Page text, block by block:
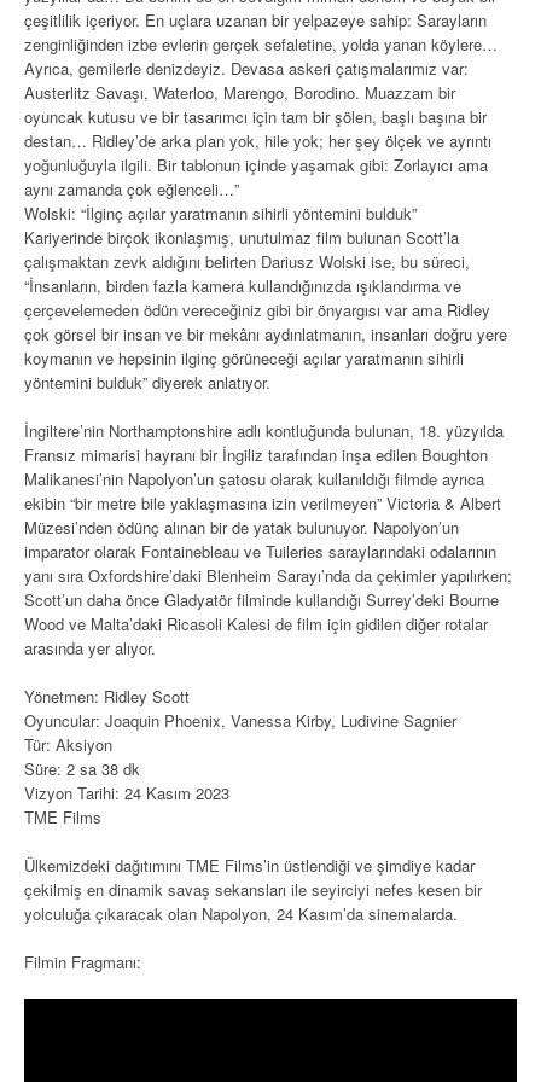
çeşitlilik içeriyor. En uçlara uzanan bir yelpazeye sahip: Sarayların
zenginliğinden izbe evlerin gerçek sefaletine, yolda yanan köylere…
Ayrıca, gemilerle denizdeyiz. Devasa askeri çatışmalarımız var:
Austerlitz Savaşı, Waterloo, Marengo, Borodino. Muazzam bir
oyuncak kutusu ve bir tasarımcı için tam bir şölen, başlı başına bir
destan… Ridley’de arka plan yok, hile yok; her şey ölçek ve ayrıntı
yoğunluğuyla ilgili. Bir tablonun içinde yaşamak gibi: Zorlayıcı ama
aynı zamanda çok eğlenceli…”
Wolski: “İlginç açılar yaratmanın sihirli yöntemini bulduk”
Kariyerinde birçok ikonlaşmış, unutulmaz film bulunan Scott’la
çalışmaktan zevk aldığını belirten Dariusz Wolski ise, bu süreci,
“İnsanların, birden fazla kamera kullandığınızda ışıklandırma ve
çerçevelemeden ödün vereceğiniz gibi bir önyargısı var ama Ridley
çok görsel bir insan ve bir mekânı aydınlatmanın, insanları doğru yere
koymanın ve hepsinin ilginç görüneceği açılar yaratmanın sihirli
yöntemini bulduk” diyerek anlatıyor.
İngiltere’nin Northamptonshire adlı kontluğunda bulunan, 18. yüzyılda
Fransız mimarisi hayranı bir İngiliz tarafından inşa edilen Boughton
Malikanesi’nin Napolyon’un şatosu olarak kullanıldığı filmde ayrıca
ekibin “bir metre bile yaklaşmasına izin verilmeyen” Victoria & Albert
Müzesi’nden ödünç alınan bir de yatak bulunuyor. Napolyon’un
imparator olarak Fontainebleau ve Tuileries saraylarındaki odalarının
yanı sıra Oxfordshire’daki Blenheim Sarayı’nda da çekimler yapılırken;
Scott’un daha önce Gladyatör filminde kullandığı Surrey’deki Bourne
Wood ve Malta’daki Ricasoli Kalesi de film için gidilen diğer rotalar
arasında yer alıyor.
Yönetmen: Ridley Scott
Oyuncular: Joaquin Phoenix, Vanessa Kirby, Ludivine Sagnier
Tür: Aksiyon
Süre: 2 sa 38 dk
Vizyon Tarihi: 24 Kasım 2023
TME Films
Ülkemizdeki dağıtımını TME Films’in üstlendiği ve şimdiye kadar
çekilmiş en dinamik savaş sekansları ile seyirciyi nefes kesen bir
yolculuğa çıkaracak olan Napolyon, 24 Kasım’da sinemalarda.
Filmin Fragmanı: